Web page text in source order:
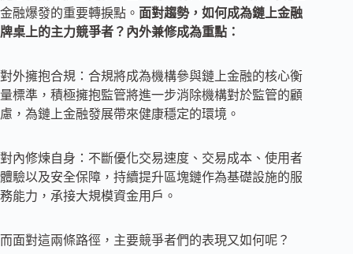
金融爆發的重要轉捩點。 面對趨勢，如何成為鏈上金融
牌桌上的主力競爭者？內外兼修成為重點：
對外擁抱合規：合規將成為機構參與鏈上金融的核心衡
量標準，積極擁抱監管將進一步消除機構對於監管的顧
慮，為鏈上金融發展帶來健康穩定的環境。
對內修煉自身：不斷優化交易速度、交易成本、使用者
體驗以及安全保障，持續提升區塊鏈作為基礎設施的服
務能力，承接大規模資金用戶。
而面對這兩條路徑，主要競爭者們的表現又如何呢？